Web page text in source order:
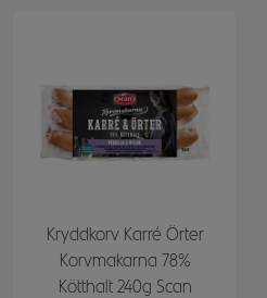
Kryddkorv Karré Örter
Korvmakarna 78%
Kötthalt 240g Scan